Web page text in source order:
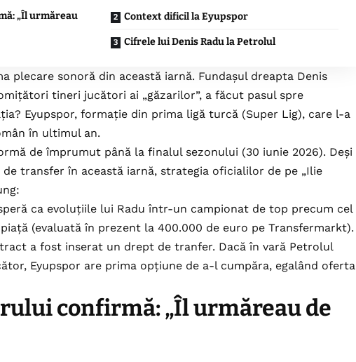
„Îl urmăreau
Context dificil la Eyupspor
Cifrele lui Denis Radu la Petrolul
plecare sonoră din această iarnă. Fundașul dreapta Denis
tineri jucători ai „găzarilor”, a făcut pasul spre
Eyupspor, formație din prima ligă turcă (Super Lig), care l-a
în ultimul an.
de împrumut până la finalul sezonului (30 iunie 2026). Deși
transfer în această iarnă, strategia oficialilor de pe „Ilie
ca evoluțiile lui Radu într-un campionat de top precum cel
(evaluată în prezent la 400.000 de euro pe Transfermarkt).
a fost inserat un drept de tranfer. Dacă în vară Petrolul
Eyupspor are prima opțiune de a-l cumpăra, egalând oferta
confirmă: „Îl urmăreau de